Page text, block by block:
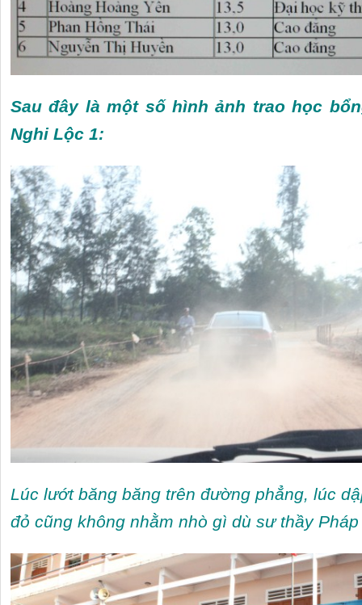
Sau đây là một số hình ảnh trao học
Nghi Lộc 1:
Lúc lướt băng băng trên đường phẳng, lúc
đỏ cũng không nhằm nhò gì dù sư thầy